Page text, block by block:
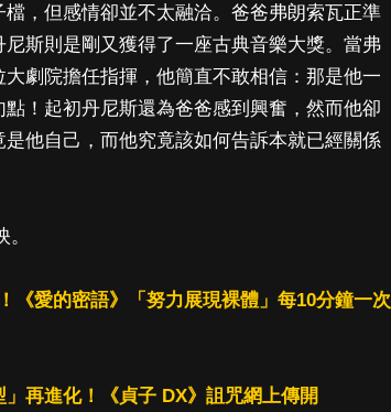
，但感情卻並不太融洽。爸爸弗朗索瓦正準
斯則是剛又獲得了一座古典音樂大獎。當弗
劇院擔任指揮，他簡直不敢相信：那是他一
！起初丹尼斯還為爸爸感到興奮，然而他卻
他自己，而他究竟該如何告訴本就已經關係
《愛的密語》「努力展現裸體」每10分鐘一次
」再進化！《貞子 DX》詛咒網上傳開